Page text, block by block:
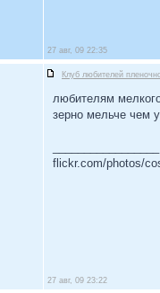
27 авг, 09 22:35
Клуб любителей
любителям
зерно мельче чем
flickr.com/photos/
27 авг, 09 23:22